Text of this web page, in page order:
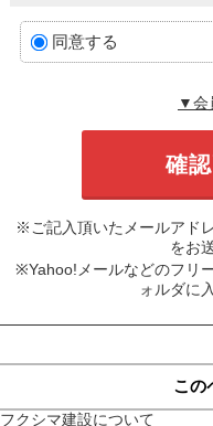
同意する
▼会
※ご記入頂いたメールアド
をお
※Yahoo!メールなどのフリ
ォルダに
この
フクシマ建設について